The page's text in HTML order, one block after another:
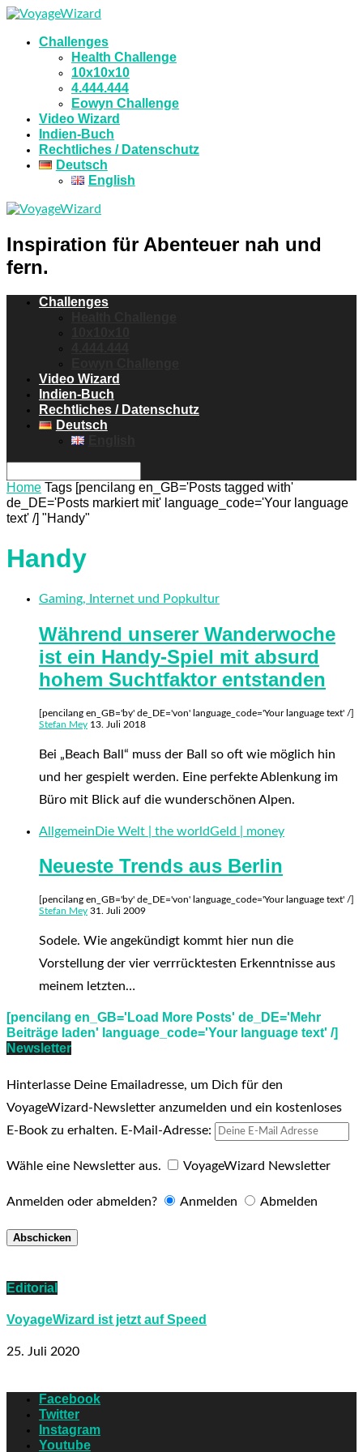
Challenges
Health Challenge
10x10x10
4.444.444
Eowyn Challenge
Video Wizard
Indien-Buch
Rechtliches / Datenschutz
Deutsch
English
Inspiration für Abenteuer nah und
fern.
Challenges
Video Wizard
Indien-Buch
Rechtliches / Datenschutz
Deutsch
Home Tags [pencilang en_GB='Posts tagged with'
de_DE='Posts markiert mit' language_code='Your language
text' /] "Handy"
Handy
Gaming, Internet und Popkultur
Während unserer Wanderwoche
ist ein Handy-Spiel mit absurd
hohem Suchtfaktor entstanden
[pencilang en_GB='by' de_DE='von' language_code='Your language text' /]
Stefan Mey 13. Juli 2018
Bei „Beach Ball“ muss der Ball so oft wie möglich hin
und her gespielt werden. Eine perfekte Ablenkung im
Büro mit Blick auf die wunderschönen Alpen.
AllgemeinDie Welt | the worldGeld | money
Neueste Trends aus Berlin
[pencilang en_GB='by' de_DE='von' language_code='Your language text' /]
Stefan Mey 31. Juli 2009
Sodele. Wie angekündigt kommt hier nun die
Vorstellung der vier verrrücktesten Erkenntnisse aus
meinem letzten…
[pencilang en_GB='Load More Posts' de_DE='Mehr
Beiträge laden' language_code='Your language text' /]
Newsletter
Hinterlasse Deine Emailadresse, um Dich für den
VoyageWizard-Newsletter anzumelden und ein kostenloses
E-Book zu erhalten. E-Mail-Adresse:
Wähle eine Newsletter aus. VoyageWizard Newsletter
Anmelden oder abmelden? Anmelden Abmelden
Editorial
VoyageWizard ist jetzt auf Speed
25. Juli 2020
Facebook
Twitter
Instagram
Youtube